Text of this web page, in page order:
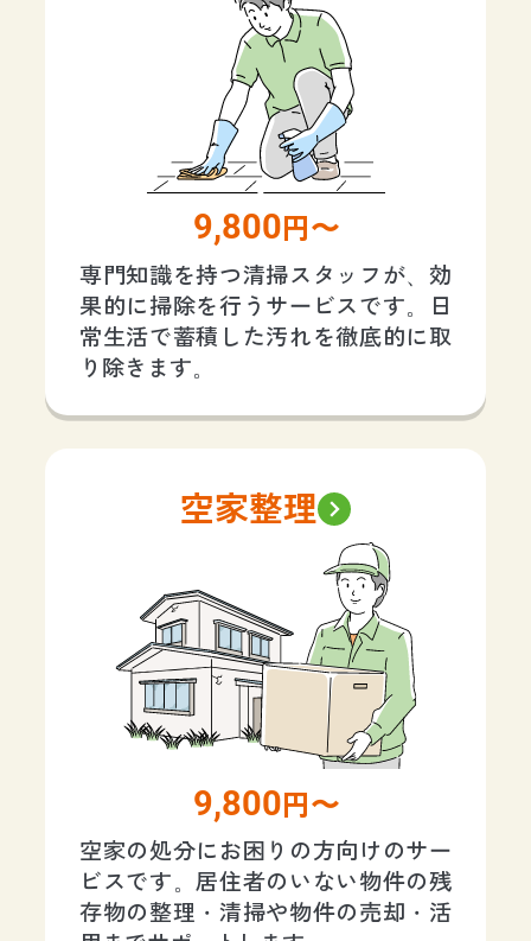
9,800 円〜
専門知識を持つ清掃スタッフが、効
果的に掃除を行うサービスです。日
常生活で蓄積した汚れを徹底的に取
り除きます。
空家整理
9,800 円〜
空家の処分にお困りの方向けのサー
ビスです。居住者のいない物件の残
存物の整理・清掃や物件の売却・活